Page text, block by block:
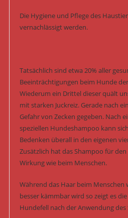
Die Hygiene und Pflege des
vernachlässigt werden.
Tatsächlich sind etwa 20% aller
Beeinträchtigungen beim Hunde
Wiederum ein Drittel dieser quält
mit starken Juckreiz. Gerade nach
Gefahr von Zecken gegeben. Nach
speziellen Hundeshampoo kann
Bedenken überall in den eigenen
Zusätzlich hat das Shampoo für
Wirkung wie beim Menschen.
Während das Haar beim Menschen
besser kämmbar wird so zeigt es
Hundefell nach der Anwendung des